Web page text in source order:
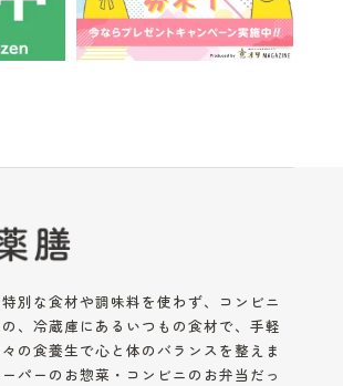
別な食材や調味料を使わず、コンビニ
、冷蔵庫にあるいつもの食材で、手軽
の食養生で心と体のバランスを整えま
パーのお惣菜・コンビニのお弁当だっ